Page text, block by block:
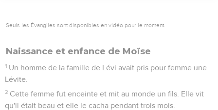
Seuls les Évangiles sont disponibles en vidéo pour le moment.
Naissance et enfance de Moïse
1 Un homme de la famille de Lévi avait pris pour femme une
Lévite.
2 Cette femme fut enceinte et mit au monde un fils. Elle vit
qu'il était beau et elle le cacha pendant trois mois.